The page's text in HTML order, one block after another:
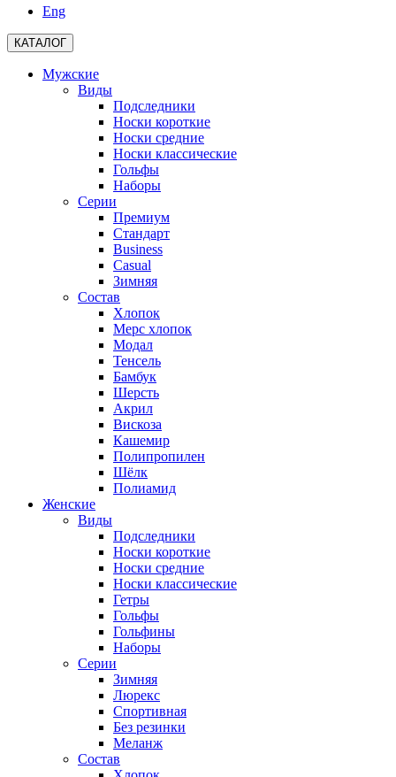
Eng
КАТАЛОГ
Мужские
Виды
Подследники
Носки короткие
Носки средние
Носки классические
Гольфы
Наборы
Серии
Премиум
Стандарт
Business
Casual
Зимняя
Состав
Хлопок
Мерс хлопок
Модал
Тенсель
Бамбук
Шерсть
Акрил
Вискоза
Кашемир
Полипропилен
Шёлк
Полиамид
Женские
Виды
Подследники
Носки короткие
Носки средние
Носки классические
Гетры
Гольфы
Гольфины
Наборы
Серии
Зимняя
Люрекс
Спортивная
Без резинки
Меланж
Состав